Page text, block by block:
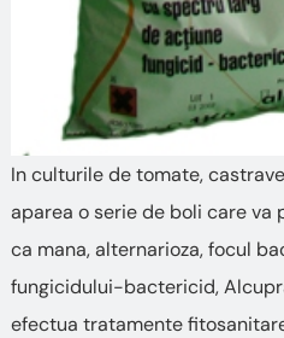
In culturile de tomate,
aparea o serie de boli care
ca mana, alternarioza, focul
fungicidului-bactericid,
efectua tratamente